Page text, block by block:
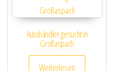
Autohändler gesucht in
Großaspach
Weiterlesen